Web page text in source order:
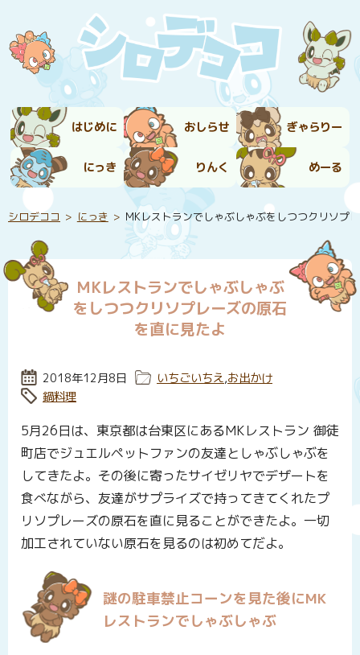
はじめに おしらせ ぎゃらりー
にっき りんく めーる
シロデココ にっき MKレストランでしゃぶしゃぶをしつつクリソプ
MKレストランでしゃぶしゃぶ
をしつつクリソプレーズの原石
を直に見たよ
投稿日:
2018年12月8日 カテゴリー:
いちごいちえ,お出かけ
タグ:
鍋料理
5月26日は、東京都は台東区にあるMKレストラン 御徒
町店でジュエルペットファンの友達としゃぶしゃぶを
してきたよ。その後に寄ったサイゼリヤでデザートを
食べながら、友達がサプライズで持ってきてくれたプ
リソプレーズの原石を直に見ることができたよ。一切
加工されていない原石を見るのは初めてだよ。
謎の駐車禁止コーンを見た後にMK
レストランでしゃぶしゃぶ